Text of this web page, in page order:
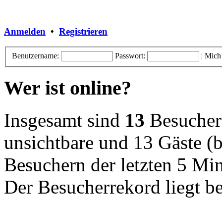
Anmelden • Registrieren
Benutzername: Passwort: | Mich
Wer ist online?
Insgesamt sind 13
unsichtbare und 13 Gäste
Besuchern der letzten 5
Der Besucherrekord liegt